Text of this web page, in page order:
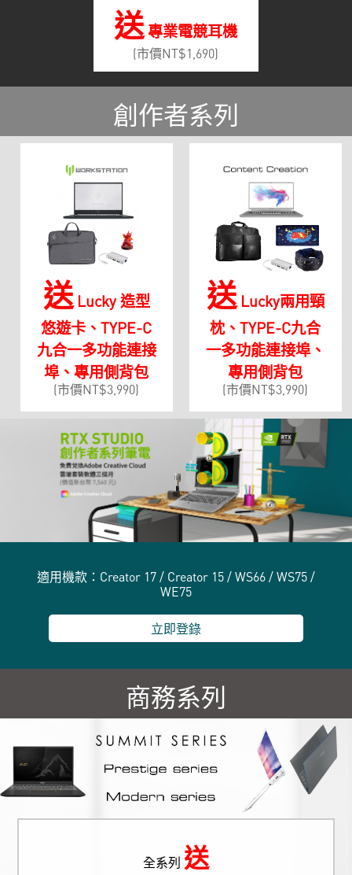
送專業電競耳機
(市價NT$1,690)
創作者系列
送Lucky 造型
悠遊卡、TYPE-C
九合一多功能連接
埠、專用側背包
(市價NT$3,990)
送Lucky兩用頸
枕、TYPE-C九合
一多功能連接埠、
專用側背包
(市價NT$3,990)
適用機款：Creator 17 / Creator 15 / WS66 / WS75 /
WE75
立即登錄
商務系列
全系列 送